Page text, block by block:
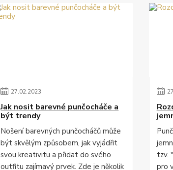
27.02.2023
Jak nosit barevné punčocháče a
být trendy
Nošení barevných punčocháčů může
být skvělým způsobem, jak vyjádřit
svou kreativitu a přidat do svého
outfitu zajímavý prvek. Zde je několik
tzv.
pro